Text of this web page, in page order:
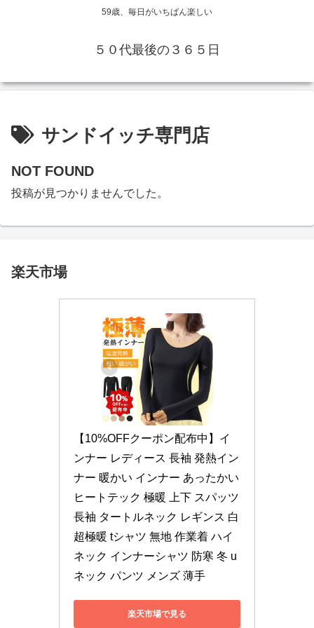
59歳、毎日がいちばん楽しい
５０代最後の３６５日
サンドイッチ専門店
NOT FOUND
投稿が見つかりませんでした。
楽天市場
【10%OFFクーポン配布中】イ
ンナー レディース 長袖 発熱イン
ナー 暖かい インナー あったかい
ヒートテック 極暖 上下 スパッツ
長袖 タートルネック レギンス 白
超極暖 tシャツ 無地 作業着 ハイ
ネック インナーシャツ 防寒 冬 u
ネック パンツ メンズ 薄手
楽天市場で見る